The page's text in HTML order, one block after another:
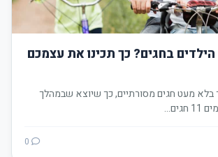
בחגים? כך תכינו את עצמכם
בלא מעט חגים מסורתיים, כך שיוצא שבמהלך